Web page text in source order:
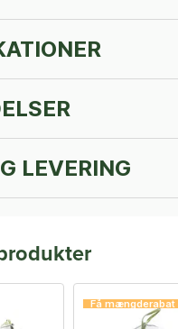
LEVERING
Få mængderabat